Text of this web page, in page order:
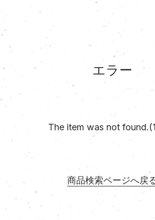
エラー
The item was not
商品検索ページへ戻